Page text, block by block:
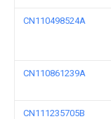
CN110498524A
CN110861239A
CN111235705B